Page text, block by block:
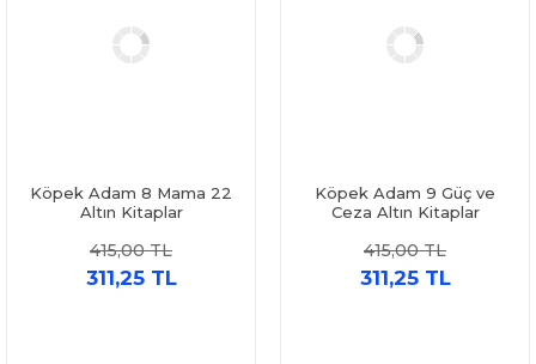
Köpek Adam 8 Mama 22
Altın Kitaplar
415,00 TL
311,25 TL
Köpek Adam 9 Güç ve
Ceza Altın Kitaplar
415,00 TL
311,25 TL